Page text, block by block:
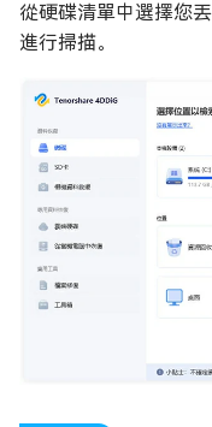
從硬碟清單中選擇您
進行掃描。